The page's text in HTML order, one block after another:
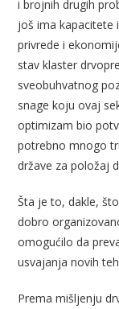
i brojnih drugih
još ima kapacitete
privrede i
stav klaster
sveobuhvatnog
snage koju ovaj
optimizam bio
potrebno mnogo
države za položaj
Šta je to, dakle,
dobro
omogućilo da
usvajanja novih
Prema mišljenju